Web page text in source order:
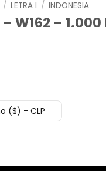
/ LETRA I / INDONESIA
W162 – 1.000
($) - CLP
- 1.000 Rupiah